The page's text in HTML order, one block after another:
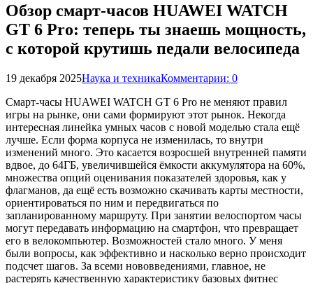
Обзор смарт-часов HUAWEI WATCH
GT 6 Pro: теперь ты знаешь мощность,
с которой крутишь педали велосипеда
19 декабря 2025Наука и техникаКомментарии: 0
Смарт-часы HUAWEI WATCH GT 6 Pro не меняют правил
игры на рынке, они сами формируют этот рынок. Некогда
интересная линейка умных часов с новой моделью стала ещё
лучше. Если форма корпуса не изменилась, то внутри
изменений много. Это касается возросшей внутренней памяти
вдвое, до 64ГБ, увеличившейся ёмкости аккумулятора на 60%,
множества опций оценивания показателей здоровья, как у
флагманов, да ещё есть возможно скачивать карты местности,
ориентироваться по ним и передвигаться по
запланированному маршруту. При занятии велоспортом часы
могут передавать информацию на смартфон, что превращает
его в велокомпьютер. Возможностей стало много. У меня
были вопросы, как эффективно и насколько верно происходит
подсчет шагов. За всеми нововведениями, главное, не
растерять качественную характеристику базовых фитнес